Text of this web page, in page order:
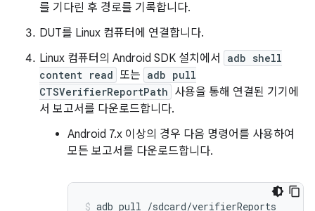
를 기다린 후 경로를 기록합니다.
DUT를 Linux 컴퓨터에 연결합니다.
Linux 컴퓨터의 Android SDK 설치에서
adb shell
content read 또는 adb pull
CTSVerifierReportPath 사용을 통해 연결된 기기에
서 보고서를 다운로드합니다.
Android 7.x 이상의 경우 다음 명령어를 사용하여
모든 보고서를 다운로드합니다.